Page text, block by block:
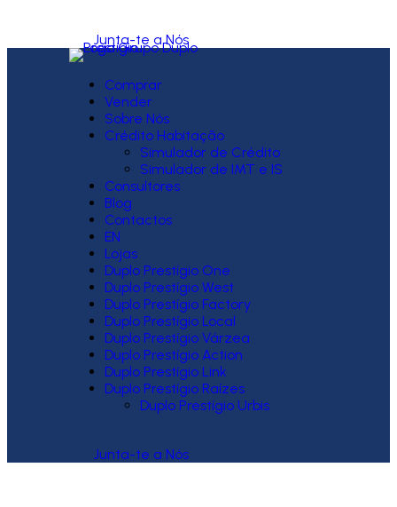
Junta-te a Nós
Comprar
Vender
Sobre Nós
Crédito Habitação
Simulador de Crédito
Simulador de IMT e IS
Consultores
Blog
Contactos
EN
Lojas
Duplo Prestígio One
Duplo Prestígio West
Duplo Prestígio Factory
Duplo Prestígio Local
Duplo Prestígio Várzea
Duplo Prestígio Action
Duplo Prestígio Link
Duplo Prestígio Raízes
Duplo Prestígio Urbis
Junta-te a Nós